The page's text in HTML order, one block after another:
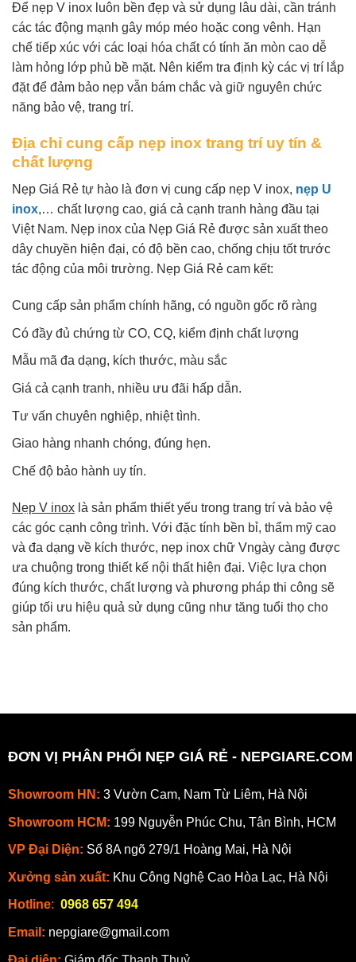
Để nẹp V inox luôn bền đẹp và sử dụng lâu dài, cần tránh
các tác động mạnh gây móp méo hoặc cong vênh. Hạn
chế tiếp xúc với các loại hóa chất có tính ăn mòn cao dễ
làm hỏng lớp phủ bề mặt. Nên kiểm tra định kỳ các vị trí lắp
đặt để đảm bảo nẹp vẫn bám chắc và giữ nguyên chức
năng bảo vệ, trang trí.
Địa chỉ cung cấp nẹp inox trang trí uy tín &
chất lượng
Nẹp Giá Rẻ tự hào là đơn vị cung cấp nẹp V inox, nẹp U
inox,… chất lượng cao, giá cả cạnh tranh hàng đầu tại
Việt Nam. Nẹp inox của Nẹp Giá Rẻ được sản xuất theo
dây chuyền hiện đại, có độ bền cao, chống chịu tốt trước
tác động của môi trường. Nẹp Giá Rẻ cam kết:
Cung cấp sản phẩm chính hãng, có nguồn gốc rõ ràng
Có đầy đủ chứng từ CO, CQ, kiểm định chất lượng
Mẫu mã đa dạng, kích thước, màu sắc
Giá cả cạnh tranh, nhiều ưu đãi hấp dẫn.
Tư vấn chuyên nghiệp, nhiệt tình.
Giao hàng nhanh chóng, đúng hẹn.
Chế độ bảo hành uy tín.
Nẹp V inox là sản phẩm thiết yếu trong trang trí và bảo vệ
các góc cạnh công trình. Với đặc tính bền bỉ, thẩm mỹ cao
và đa dạng về kích thước, nẹp inox chữ Vngày càng được
ưa chuộng trong thiết kế nội thất hiện đại. Việc lựa chọn
đúng kích thước, chất lượng và phương pháp thi công sẽ
giúp tối ưu hiệu quả sử dụng cũng như tăng tuổi thọ cho
sản phẩm.
ĐƠN VỊ PHÂN PHỐI NẸP GIÁ RẺ - NEPGIARE.COM
Showroom HN: 3 Vườn Cam, Nam Từ Liêm, Hà Nội
Showroom HCM: 199 Nguyễn Phúc Chu, Tân Bình, HCM
VP Đại Diện: Số 8A ngõ 279/1 Hoàng Mai, Hà Nội
Xưởng sản xuất: Khu Công Nghệ Cao Hòa Lạc, Hà Nội
Hotline: 0968 657 494
Email: nepgiare@gmail.com